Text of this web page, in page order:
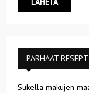
PARHAAT
Sukella makujen